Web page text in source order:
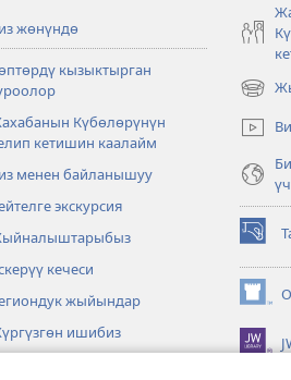
жөнүндө
кызыктырган
Күбөлөрүнүн
кетишин каалайм
менен байланышуу
экскурсия
кечеси
жыйындар
ишибиз
(жаңы
терезе
ачат)
(жаңы
терезе
ачат)
(жаңы
терезе
ачат)